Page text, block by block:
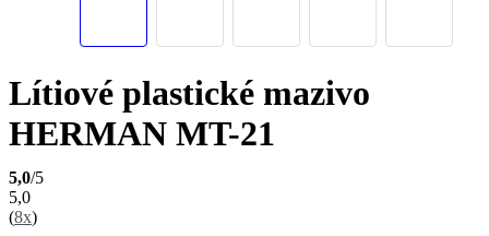
Lítiové plastické mazivo
HERMAN MT-21
5,0/5
5,0
(8x)